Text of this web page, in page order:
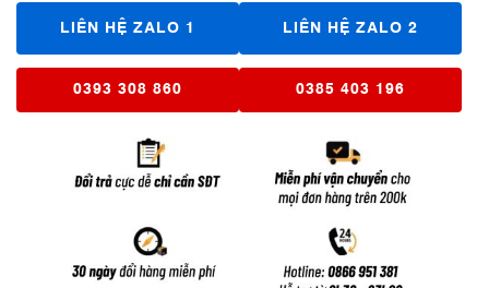
LIÊN HỆ ZALO 1 LIÊN HỆ ZALO 2
0393 308 860 0385 403 196